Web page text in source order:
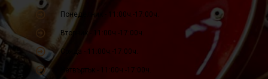
Понеделник - 11:00ч.-17:00ч.
Вторник - 11:00ч.-17:00ч.
Сряда - 11:00ч.-17:00ч.
Четвъртък - 11:00ч.-17:00ч.